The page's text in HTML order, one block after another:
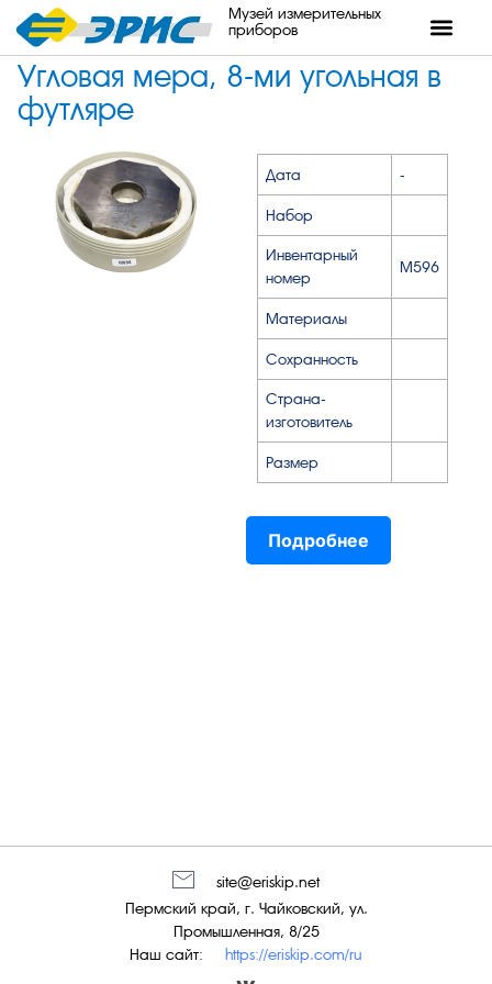
Музей измерительных
приборов
Угловая мера, 8-ми угольная в
футляре
Дата -
Набор
Инвентарный
номер
М596
Материалы
Сохранность
Страна-
изготовитель
Размер
Подробнее
Наш сайт: https://eriskip.com/ru
Пермский край, г. Чайковский, ул.
Промышленная, 8/25
site@eriskip.net